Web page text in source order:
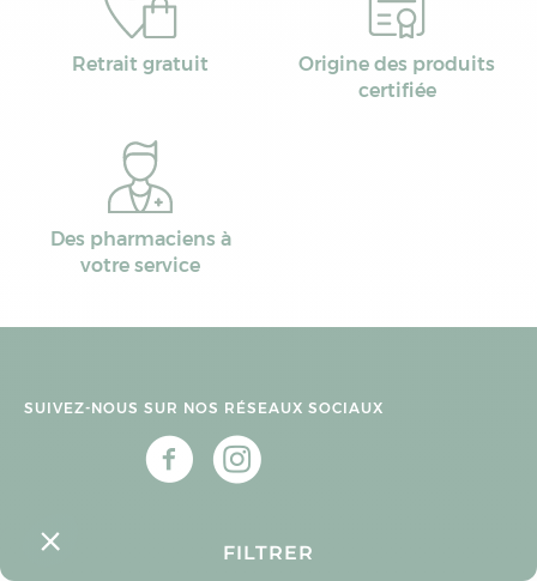
FILTRER
Retrait gratuit
Origine des produits
certifiée
Des pharmaciens à
votre service
SUIVEZ-NOUS SUR NOS RÉSEAUX SOCIAUX